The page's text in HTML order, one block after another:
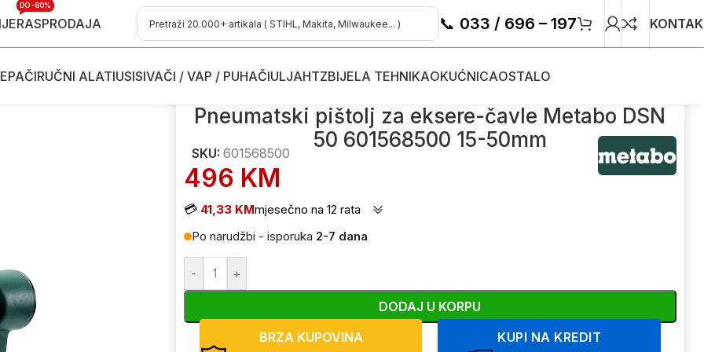
RASPRODAJA
DO -80%
📞 033 / 696 – 197
RUČNI ALATIUSISIVAČI / VAP / PUHAČIULJAHTZBIJELA TEHNIKAOKUĆNICAOSTALO
za eksere - čavle Pneumatski pištolj za eksere-čavle Metabo DSN 50 601568500 15-50mm
Pneumatski pištolj za eksere-čavle Metabo DSN
50 601568500 15-50mm
SKU: 601568500
496 KM
💳 41,33 KMmjesečno na 12 rata
Po narudžbi - isporuka 2-7 dana
- +
DODAJ U KORPU
BRZA KUPOVINA
KUPI NA KREDIT